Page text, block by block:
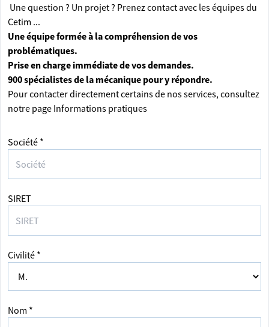
Une question ? Un projet ? Prenez contact avec les équipes du
Cetim ...
Une équipe formée à la compréhension de vos
problématiques.
Prise en charge immédiate de vos demandes.
900 spécialistes de la mécanique pour y répondre.
Pour contacter directement certains de nos services, consultez
notre page Informations pratiques
Société *
SIRET
Civilité *
Nom *